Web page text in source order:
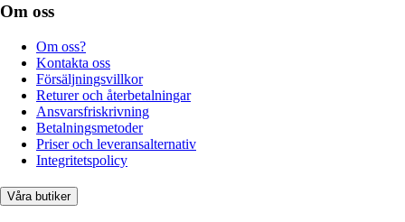
Om oss
Om oss?
Kontakta oss
Försäljningsvillkor
Returer och återbetalningar
Ansvarsfriskrivning
Betalningsmetoder
Priser och leveransalternativ
Integritetspolicy
Våra butiker